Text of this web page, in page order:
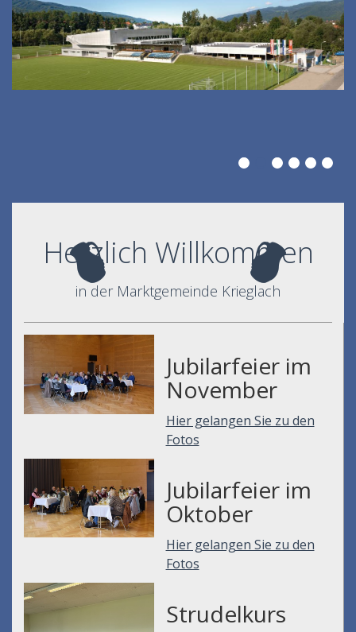
Herzlich Willkommen
in der Marktgemeinde Krieglach
Jubilarfeier im
November
Hier gelangen Sie zu den
Fotos
Jubilarfeier im
Oktober
Hier gelangen Sie zu den
Fotos
Strudelkurs